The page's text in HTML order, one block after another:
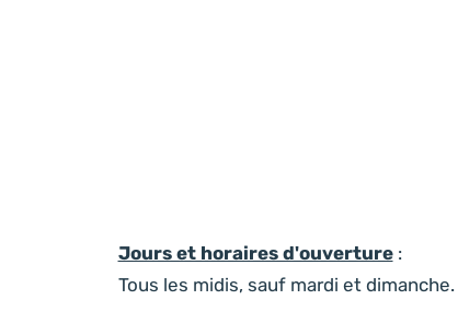
Jours et horaires d'ouverture:
Tous les midis, sauf mardi et dimanche.